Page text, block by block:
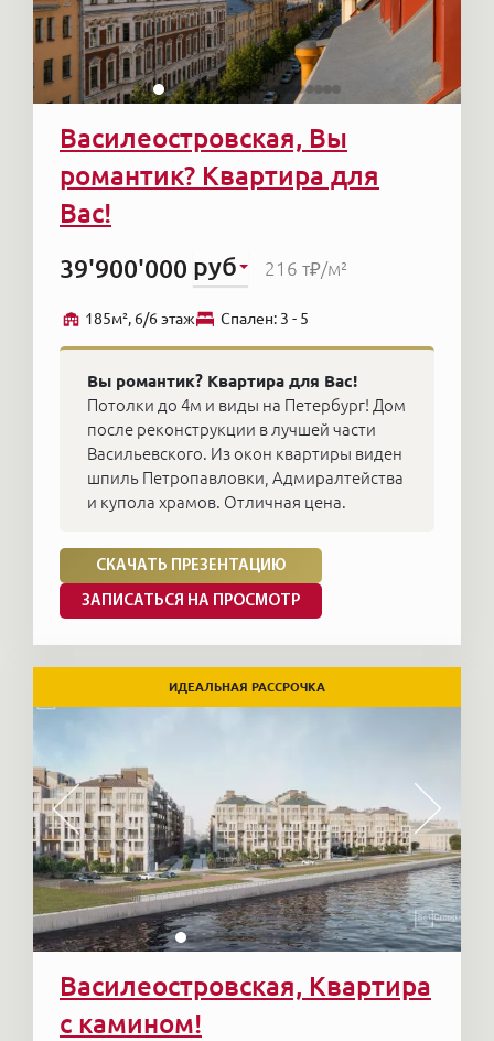
Василеостровская, Вы
романтик? Квартира для
Вас!
39'900'000 руб 216 т₽/м²
185м², 6/6 этаж Cпален: 3 - 5
Вы романтик? Квартира для Вас!
Потолки до 4м и виды на Петербург! Дом
после реконструкции в лучшей части
Васильевского. Из окон квартиры виден
шпиль Петропавловки, Адмиралтейства
и купола храмов. Отличная цена.
СКАЧАТЬ ПРЕЗЕНТАЦИЮ
ЗАПИСАТЬСЯ НА ПРОСМОТР
ИДЕАЛЬНАЯ РАССРОЧКА
Василеостровская, Квартира
с камином!